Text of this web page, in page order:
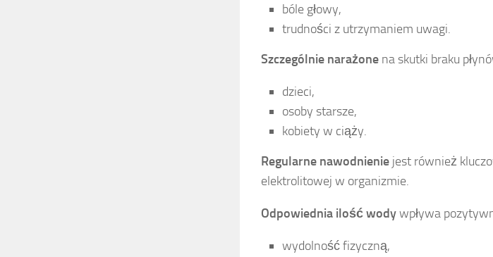
bóle głowy,
trudności z utrzymaniem uwagi.
Szczególnie narażone na skutki braku
dzieci,
osoby starsze,
kobiety w ciąży.
Regularne nawodnienie jest również
elektrolitowej w organizmie.
Odpowiednia ilość wodywpływa
wydolność fizyczną,